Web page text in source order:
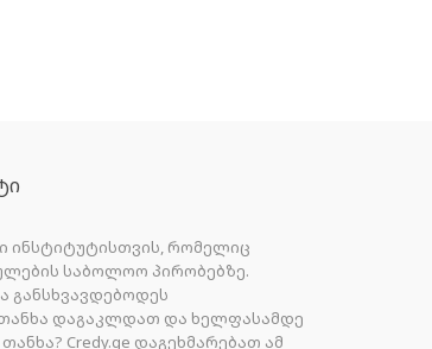
ინსტიტუტისთვის, რომელიც
საბოლოო პირობებზე.
დაგაკლდათ და ხელფასამდე
Credy.ge დაგეხმარებათ ამ